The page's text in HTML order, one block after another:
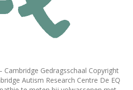
Cambridge Gedragsschaal Copyright
Autism Research Centre De EQ